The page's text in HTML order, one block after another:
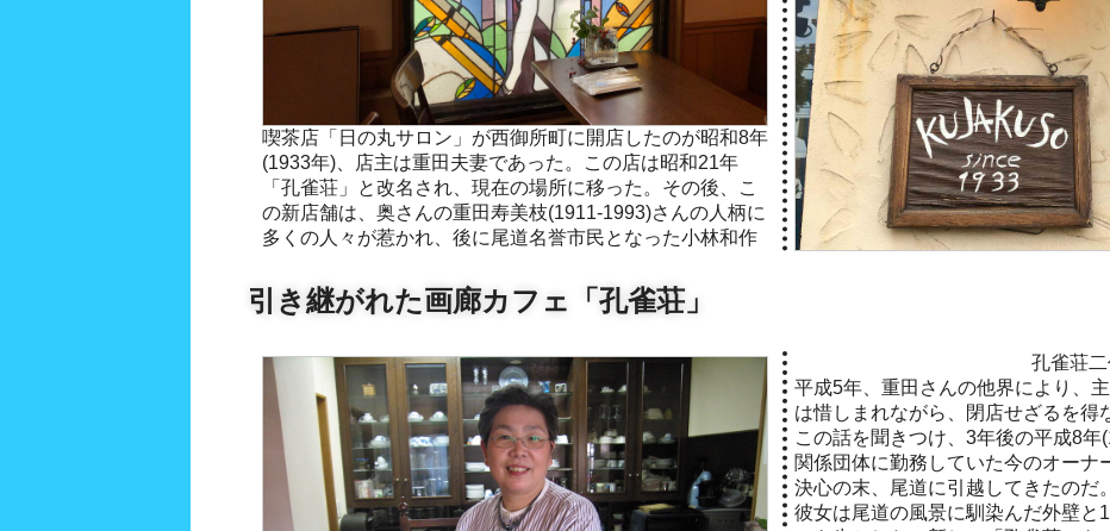
喫茶店「日の丸サロン」が西御所町に開店したのが昭和8年
(1933年)、店主は重田夫妻であった。この店は昭和21年
「孔雀荘」と改名され、現在の場所に移った。その後、こ
の新店舗は、奥さんの重田寿美枝(1911-1993)さんの人柄に
多くの人々が惹かれ、後に尾道名誉市民となった小林和作
引き継がれた画廊カフェ「孔雀荘」
孔雀荘
平成5年、重田さんの他界により、
は惜しまれながら、閉店せざるを得
この話を聞きつけ、3年後の平成8年
関係団体に勤務していた今のオーナ
決心の末、尾道に引越してきたのだ。
彼女は尾道の風景に馴染んだ外壁と